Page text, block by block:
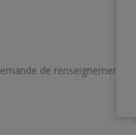
de renseignements